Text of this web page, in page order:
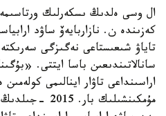
ال وسى ەلدىڭ ىسكەرلىك
كەزىندە ن. نازاربايەۆ ساۋد
تاياۋ شىعىستاعى نەگىزگى
سانالاتىندىعىن باسا ايتتى.
اراسىنداعى تاۋار اينالىمى
مۇمكىنشىلىك